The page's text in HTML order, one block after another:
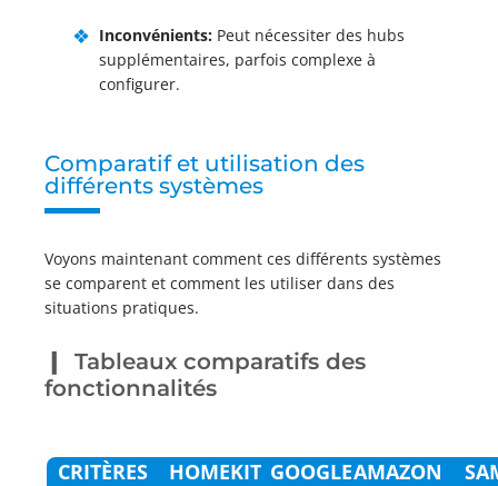
Inconvénients: Peut nécessiter des hubs
supplémentaires, parfois complexe à
configurer.
Comparatif et utilisation des
différents systèmes
Voyons maintenant comment ces différents systèmes
se comparent et comment les utiliser dans des
situations pratiques.
Tableaux comparatifs des
fonctionnalités
CRITÈRES HOMEKIT GOOGLEAMAZON